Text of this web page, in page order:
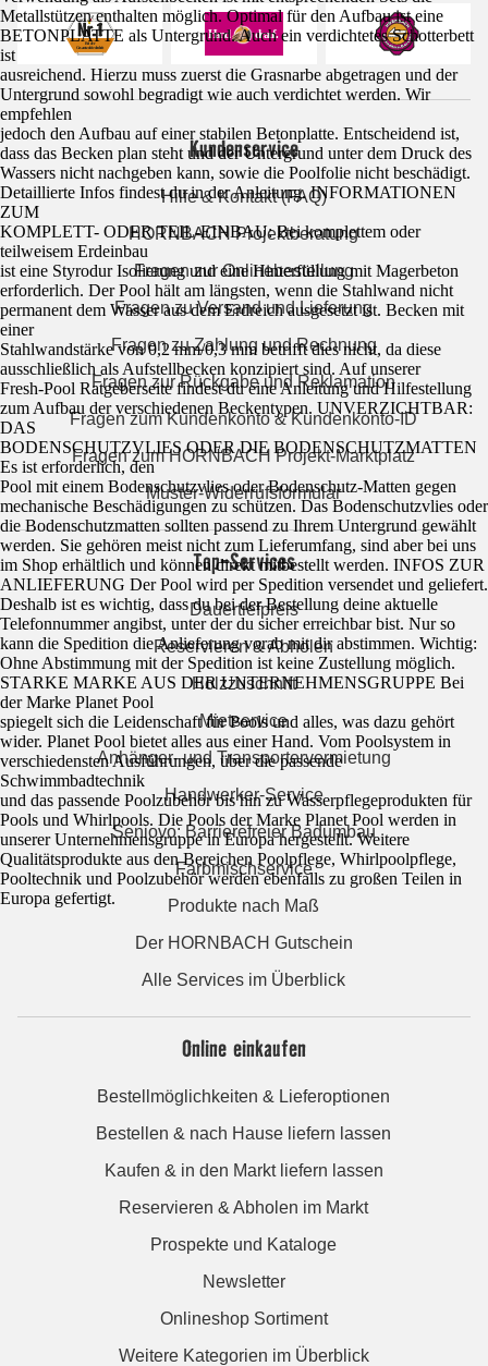
Metallstützen enthalten möglich. Optimal für den Aufbau ist eine
BETONPLATTE als Untergrund. Auch ein verdichtetes Schotterbett
ist
ausreichend. Hierzu muss zuerst die Grasnarbe abgetragen und der
Untergrund sowohl begradigt wie auch verdichtet werden. Wir
empfehlen
jedoch den Aufbau auf einer stabilen Betonplatte. Entscheidend ist,
dass das Becken plan steht und der Untergrund unter dem Druck des
Wassers nicht nachgeben kann, sowie die Poolfolie nicht beschädigt.
Detaillierte Infos findest du in der Anleitung. INFORMATIONEN
ZUM
KOMPLETT- ODER TEIL-EINBAU: Bei komplettem oder
teilweisem Erdeinbau
ist eine Styrodur Isolierung und eine Hinterfüllung mit Magerbeton
erforderlich. Der Pool hält am längsten, wenn die Stahlwand nicht
permanent dem Wasser aus dem Erdreich ausgesetzt ist. Becken mit
einer
Stahlwandstärke von 0,2 mm/0,3 mm betrifft dies nicht, da diese
ausschließlich als Aufstellbecken konzipiert sind. Auf unserer
Fresh-Pool Ratgeberseite findest du eine Anleitung und Hilfestellung
zum Aufbau der verschiedenen Beckentypen. UNVERZICHTBAR:
DAS
BODENSCHUTZVLIES ODER DIE BODENSCHUTZMATTEN
Es ist erforderlich, den
Pool mit einem Bodenschutzvlies oder Bodenschutz-Matten gegen
mechanische Beschädigungen zu schützen. Das Bodenschutzvlies oder
die Bodenschutzmatten sollten passend zu Ihrem Untergrund gewählt
werden. Sie gehören meist nicht zum Lieferumfang, sind aber bei uns
im Shop erhältlich und können direkt mitbestellt werden. INFOS ZUR
ANLIEFERUNG Der Pool wird per Spedition versendet und geliefert.
Deshalb ist es wichtig, dass du bei der Bestellung deine aktuelle
Telefonnummer angibst, unter der du sicher erreichbar bist. Nur so
kann die Spedition die Anlieferung vorab mit dir abstimmen. Wichtig:
Ohne Abstimmung mit der Spedition ist keine Zustellung möglich.
STARKE MARKE AUS DER UNTERNEHMENSGRUPPE Bei
der Marke Planet Pool
spiegelt sich die Leidenschaft für Pools und alles, was dazu gehört
wider. Planet Pool bietet alles aus einer Hand. Vom Poolsystem in
verschiedensten Ausführungen, über die passende
Schwimmbadtechnik
und das passende Poolzubehör bis hin zu Wasserpflegeprodukten für
Pools und Whirlpools. Die Pools der Marke Planet Pool werden in
unserer Unternehmensgruppe in Europa hergestellt. Weitere
Qualitätsprodukte aus den Bereichen Poolpflege, Whirlpoolpflege,
Pooltechnik und Poolzubehör werden ebenfalls zu großen Teilen in
Europa gefertigt.
Kundenservice
Hilfe & Kontakt (FAQ)
HORNBACH Projektberatung
Fragen zur Onlinebestellung
Fragen zu Versand und Lieferung
Fragen zu Zahlung und Rechnung
Fragen zur Rückgabe und Reklamation
Fragen zum Kundenkonto & Kundenkonto-ID
Fragen zum HORNBACH Projekt-Marktplatz
Muster-Widerrufsformular
Top-Services
Dauertiefpreis
Reservieren & Abholen
Holzzuschnitt
Mietservice
Anhänger- und Transportervermietung
Handwerker-Service
Seniovo: Barrierefreier Badumbau
Farbmischservice
Produkte nach Maß
Der HORNBACH Gutschein
Alle Services im Überblick
Online einkaufen
Bestellmöglichkeiten & Lieferoptionen
Bestellen & nach Hause liefern lassen
Kaufen & in den Markt liefern lassen
Reservieren & Abholen im Markt
Prospekte und Kataloge
Newsletter
Onlineshop Sortiment
Weitere Kategorien im Überblick